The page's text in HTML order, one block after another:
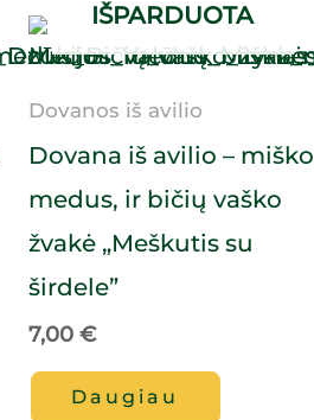
IŠPARDUOTA
Dovanos iš avilio
Dovana iš avilio – miško
medus, ir bičių vaško
žvakė „Meškutis su
širdele”
7,00 €
Daugiau